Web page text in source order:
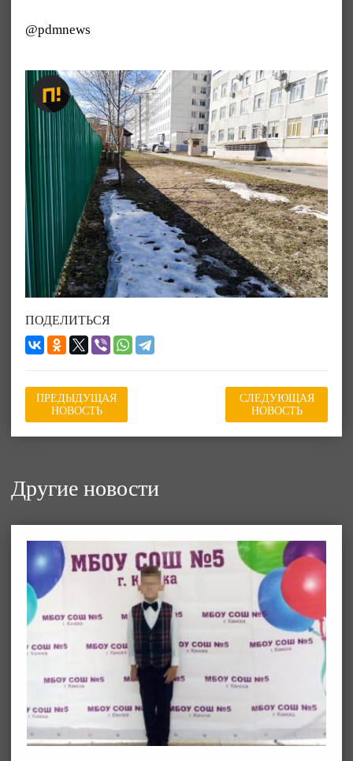
@pdmnews
ПОДЕЛИТЬСЯ
ПРЕДЫДУЩАЯ
НОВОСТЬ
СЛЕДУЮЩАЯ
НОВОСТЬ
Другие новости